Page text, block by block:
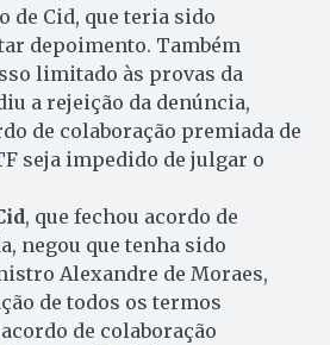
de Cid, que teria sido
depoimento. Também
limitado às provas da
a rejeição da denúncia,
de colaboração premiada de
seja impedido de julgar o
, que fechou acordo de
negou que tenha sido
Alexandre de Moraes,
de todos os termos
de colaboração